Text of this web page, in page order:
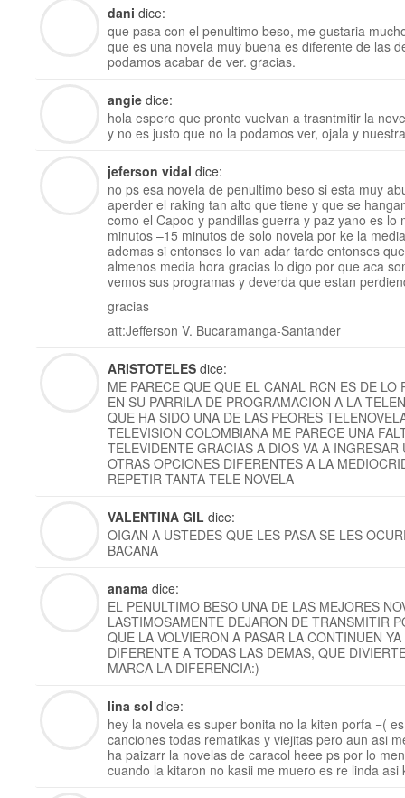
dani dice:
que pasa con el penultimo beso, me gustaria
que es una novela muy buena es diferente de las
podamos acabar de ver. gracias.
angie dice:
hola espero que pronto vuelvan a trasntmitir la
y no es justo que no la podamos ver, ojala y
jeferson vidal dice:
no ps esa novela de penultimo beso si esta muy
aperder el raking tan alto que tiene y que se
como el Capoo y pandillas guerra y paz yano es lo
minutos –15 minutos de solo novela por ke la
ademas si entonses lo van adar tarde entonses
almenos media hora gracias lo digo por que aca
vemos sus programas y deverda que estan
gracias
att:Jefferson V. Bucaramanga-Santander
ARISTOTELES dice:
ME PARECE QUE QUE EL CANAL RCN ES DE LO
EN SU PARRILA DE PROGRAMACION A LA
QUE HA SIDO UNA DE LAS PEORES
TELEVISION COLOMBIANA ME PARECE UNA
TELEVIDENTE GRACIAS A DIOS VA A
OTRAS OPCIONES DIFERENTES A LA
REPETIR TANTA TELE NOVELA
VALENTINA GIL dice:
OIGAN A USTEDES QUE LES PASA SE LES
BACANA
anama dice:
EL PENULTIMO BESO UNA DE LAS MEJORES
LASTIMOSAMENTE DEJARON DE TRANSMITIR
QUE LA VOLVIERON A PASAR LA CONTINUEN
DIFERENTE A TODAS LAS DEMAS, QUE
MARCA LA DIFERENCIA:)
lina sol dice:
hey la novela es super bonita no la kiten porfa =(
canciones todas rematikas y viejitas pero aun asi
ha paizarr la novelas de caracol heee ps por lo
cuando la kitaron no kasii me muero es re linda asi